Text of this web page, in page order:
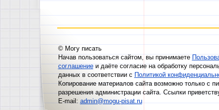
© Могу писать
Начав пользоваться сайтом, вы принимаете
соглашениеи даёте согласие на обработку
данных в соответствии сПолитикой
Копирование материалов сайта возможно только с
разрешения администрации сайта. Ссылки
E-mail:admin@mogu-pisat.ru